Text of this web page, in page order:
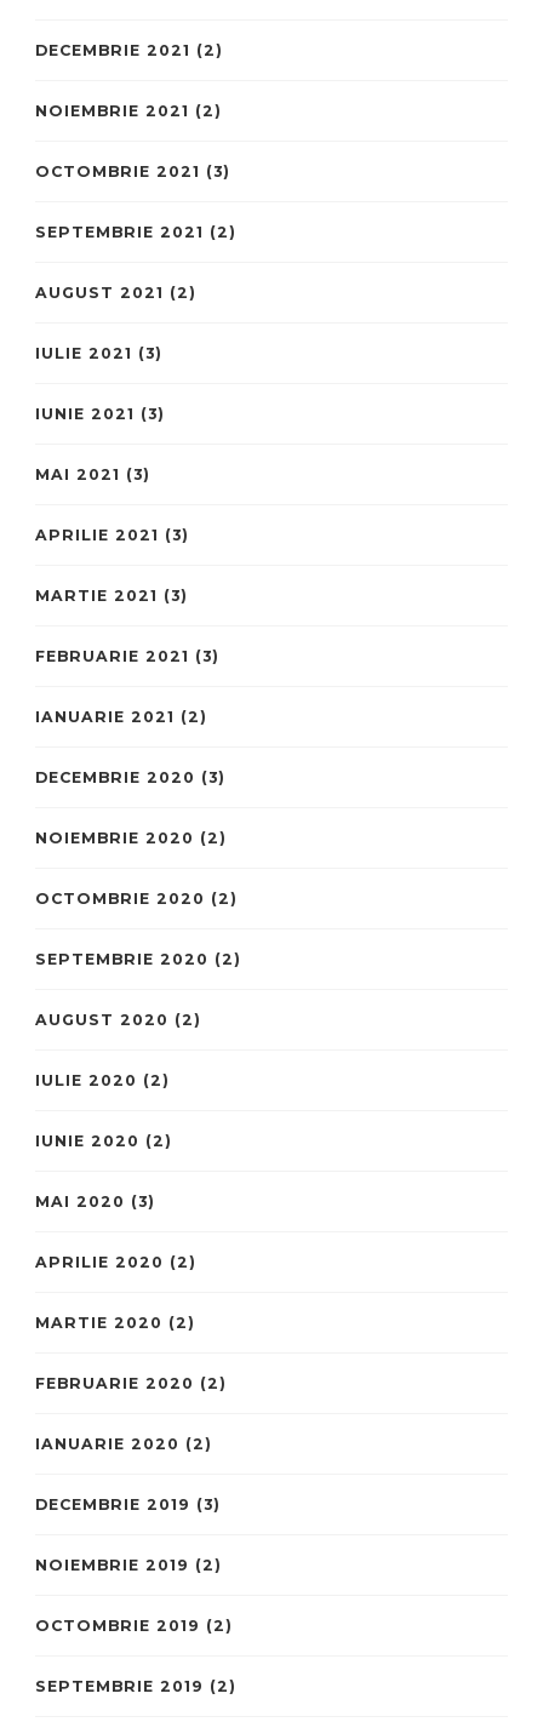
DECEMBRIE 2021 (2)
NOIEMBRIE 2021 (2)
OCTOMBRIE 2021 (3)
SEPTEMBRIE 2021 (2)
AUGUST 2021 (2)
IULIE 2021 (3)
IUNIE 2021 (3)
MAI 2021 (3)
APRILIE 2021 (3)
MARTIE 2021 (3)
FEBRUARIE 2021 (3)
IANUARIE 2021 (2)
DECEMBRIE 2020 (3)
NOIEMBRIE 2020 (2)
OCTOMBRIE 2020 (2)
SEPTEMBRIE 2020 (2)
AUGUST 2020 (2)
IULIE 2020 (2)
IUNIE 2020 (2)
MAI 2020 (3)
APRILIE 2020 (2)
MARTIE 2020 (2)
FEBRUARIE 2020 (2)
IANUARIE 2020 (2)
DECEMBRIE 2019 (3)
NOIEMBRIE 2019 (2)
OCTOMBRIE 2019 (2)
SEPTEMBRIE 2019 (2)